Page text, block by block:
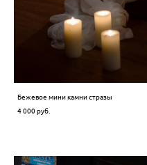
Бежевое мини камни стразы
4 000 pуб.